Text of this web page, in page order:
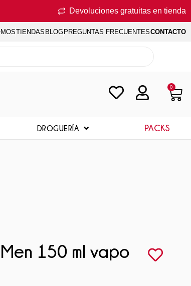
Devoluciones gratuitas en tienda
TIENDAS BLOG PREGUNTAS FRECUENTESCONTACTO
0
DROGUERÍA PACKS
150 ml vapo